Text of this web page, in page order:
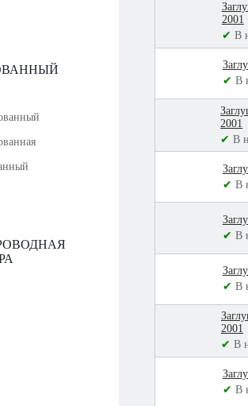
2001
✔ В
✔ В
2001
✔ В
✔ В
✔ В
✔ В
2001
✔ В
✔ В